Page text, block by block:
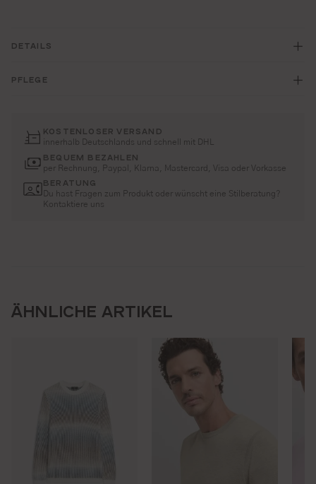
DETAILS
PFLEGE
KOSTENLOSER VERSAND
innerhalb Deutschlands und schnell mit DHL
BEQUEM BEZAHLEN
per Rechnung, Paypal, Klarna, Mastercard, Visa oder Vorkasse
BERATUNG
Du hast Fragen zum Produkt oder wünscht eine Stilberatung?
Kontaktiere uns
ÄHNLICHE ARTIKEL